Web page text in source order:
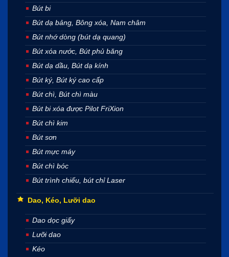
Bút bi
Bút dạ bảng, Bông xóa, Nam châm
Bút nhớ dòng (bút dạ quang)
Bút xóa nước, Bút phủ băng
Bút dạ dầu, Bút dạ kính
Bút ký, Bút ký cao cấp
Bút chì, Bút chì màu
Bút bi xóa được Pilot FriXion
Bút chì kim
Bút sơn
Bút mực máy
Bút chì bóc
Bút trình chiếu, bút chỉ Laser
Dao, Kéo, Lưỡi dao
Dao dọc giấy
Lưỡi dao
Kéo